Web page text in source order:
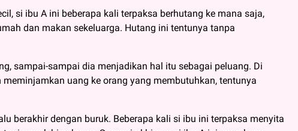
si ibu A ini beberapa kali terpaksa berhutang ke mana saja,
dan makan sekeluarga. Hutang ini tentunya tanpa
sampai-sampai dia menjadikan hal itu sebagai peluang. Di
uang ke orang yang membutuhkan, tentunya
berakhir dengan buruk. Beberapa kali si ibu ini terpaksa menyita